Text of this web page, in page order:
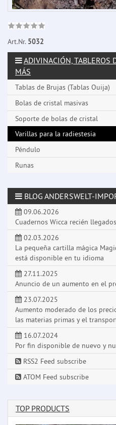
Art.Nr. 5032
ADIVINACIÓN, TABLEROS
MÁS
Tablas de Brujas (Tablas Ouija)
Bolas de cristal masivas
Soporte de bolas de cristal
Varillas para la radiestesia
Péndulo
Runas
BLOG ANDERSWELT-
09.06.2026
Cuadernos Wicca recién
02.03.2026
La pequeña cartilla mágica
está disponible en tu idioma
27.11.2025
Anuncio de un aumento en el
23.07.2025
Aumento moderado de los
las materias primas y el
16.07.2024
Por fin disponible de nuevo y
RSS2 Feed subscribe
ATOM Feed subscribe
TOP PRODUCTS